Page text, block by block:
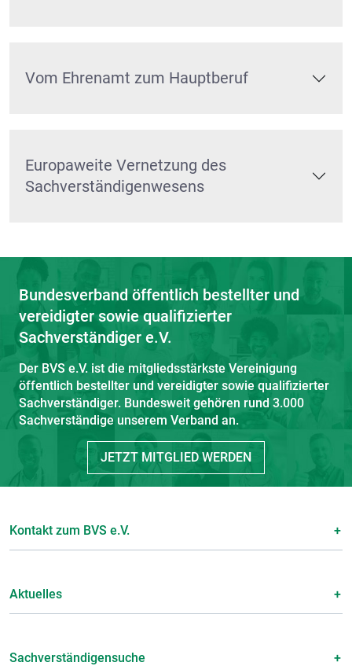
Vom Ehrenamt zum Hauptberuf
Europaweite Vernetzung des
Sachverständigenwesens
Bundesverband öffentlich bestellter und
vereidigter sowie qualifizierter
Sachverständiger e.V.
Der BVS e.V. ist die mitgliedsstärkste Vereinigung
öffentlich bestellter und vereidigter sowie qualifizierter
Sachverständiger. Bundesweit gehören rund 3.000
Sachverständige unserem Verband an.
JETZT MITGLIED WERDEN
Kontakt zum BVS e.V.
Aktuelles
Sachverständigensuche